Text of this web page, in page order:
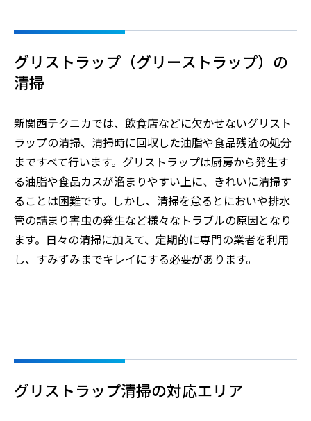
グリストラップ（グリーストラップ）の
清掃
新関西テクニカでは、飲食店などに欠かせないグリスト
ラップの清掃、清掃時に回収した油脂や食品残渣の処分
まですべて行います。グリストラップは厨房から発生す
る油脂や食品カスが溜まりやすい上に、きれいに清掃す
ることは困難です。しかし、清掃を怠るとにおいや排水
管の詰まり害虫の発生など様々なトラブルの原因となり
ます。日々の清掃に加えて、定期的に専門の業者を利用
し、すみずみまでキレイにする必要があります。
グリストラップ清掃の対応エリア